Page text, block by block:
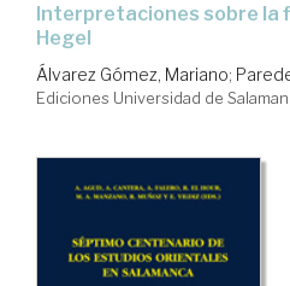
interpretaciones sobre la filosofía del Derecho de
Hegel
Álvarez Gómez, Mariano;
Ediciones Universidad de